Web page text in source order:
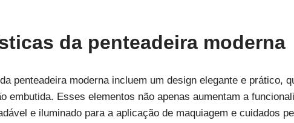
da penteadeira moderna
penteadeira moderna incluem um design elegante e prático,
embutida. Esses elementos não apenas aumentam a
e iluminado para a aplicação de maquiagem e cuidados